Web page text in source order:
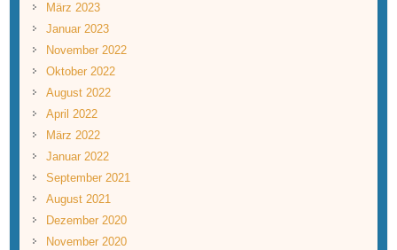
März 2023
Januar 2023
November 2022
Oktober 2022
August 2022
April 2022
März 2022
Januar 2022
September 2021
August 2021
Dezember 2020
November 2020